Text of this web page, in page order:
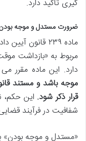
گیری تأکید دارد.
ضرورت مستدل و موجه بودن
ماده ۲۳۹ قانون
مربوط به «بازداشت
دارد. این ماده مقرر
موجه باشد و مستند
قرار ذکر شود. این حکم،
شفافیت در فرآیند
«مستدل و موجه بودن»